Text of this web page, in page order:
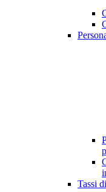
Tassi